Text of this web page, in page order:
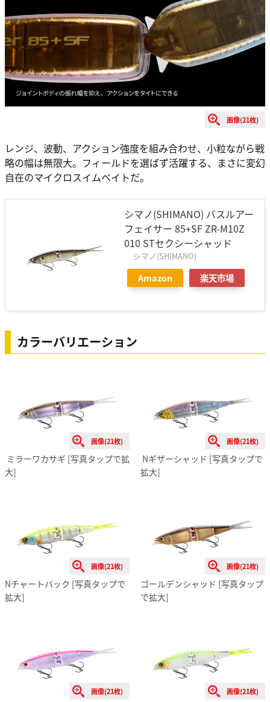
画像(21枚)
レンジ、波動、アクション強度を組み合わせ、小粒ながら戦
略の幅は無限大。フィールドを選ばず活躍する、まさに変幻
自在のマイクロスイムベイトだ。
シマノ(SHIMANO) バスルアー
フェイサー 85+SF ZR-M10Z
010 STセクシーシャッド
シマノ(SHIMANO)
Amazon 楽天市場
カラーバリエーション
画像(21枚)
ミラーワカサギ [写真タップで拡
大]
画像(21枚)
Nギザーシャッド [写真タップで
拡大]
画像(21枚)
Nチャートバック [写真タップで
拡大]
画像(21枚)
ゴールデンシャッド [写真タップ
で拡大]
画像(21枚) 画像(21枚)